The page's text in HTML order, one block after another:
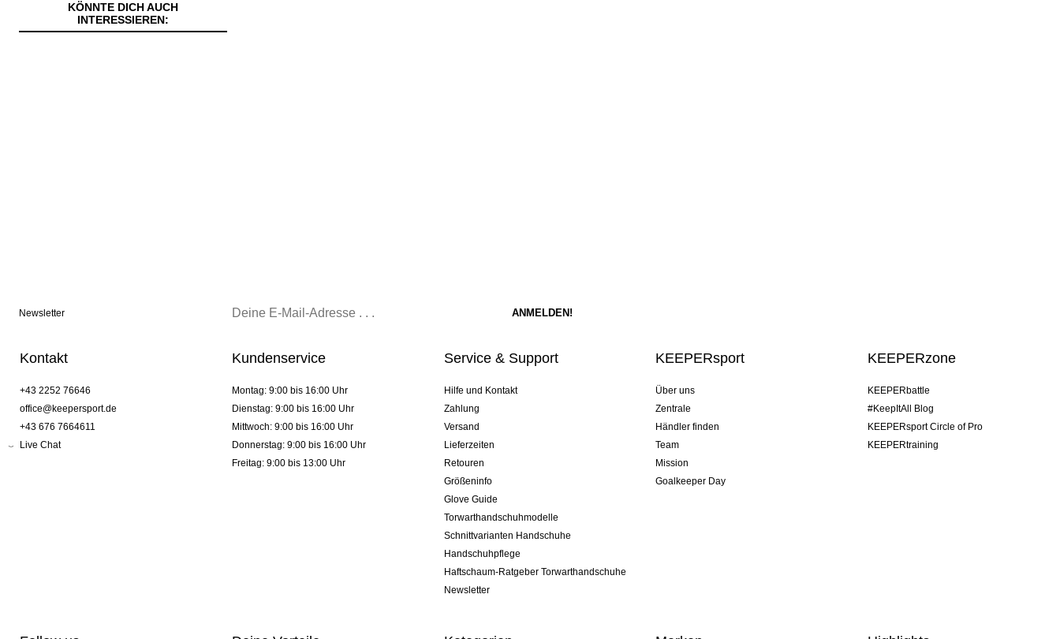
KÖNNTE DICH AUCH
INTERESSIEREN:
Newsletter
Kontakt
+43 2252 76646
office@keepersport.de
+43 676 7664611
Live Chat
Kundenservice
Montag: 9:00 bis 16:00 Uhr
Dienstag: 9:00 bis 16:00 Uhr
Mittwoch: 9:00 bis 16:00 Uhr
Donnerstag: 9:00 bis 16:00 Uhr
Freitag: 9:00 bis 13:00 Uhr
Service & Support
Hilfe und Kontakt
Zahlung
Versand
Lieferzeiten
Retouren
Größeninfo
Glove Guide
Torwarthandschuhmodelle
Schnittvarianten Handschuhe
Handschuhpflege
Haftschaum-Ratgeber Torwarthandschuhe
Newsletter
KEEPERsport
Über uns
Zentrale
Händler finden
Team
Mission
Goalkeeper Day
KEEPERzone
KEEPERbattle
#KeepItAll Blog
KEEPERsport Circle of Pro
KEEPERtraining